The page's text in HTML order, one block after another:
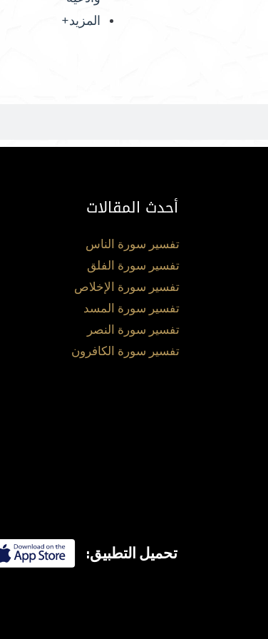
المزيد+
أحدث المقالات
تفسير سورة الناس
تفسير سورة الفلق
تفسير سورة الإخلاص
تفسير سورة المسد
تفسير سورة النصر
تفسير سورة الكافرون
تحميل التطبيق: